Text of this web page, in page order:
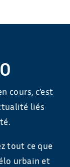
cours, c’est
liés
tout ce que
urbain et